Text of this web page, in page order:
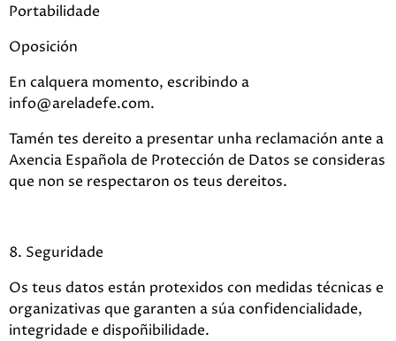
Portabilidade
Oposición
En calquera momento, escribindo a
info@areladefe.com.
Tamén tes dereito a presentar unha reclamación ante a
Axencia Española de Protección de Datos se consideras
que non se respectaron os teus dereitos.
8. Seguridade
Os teus datos están protexidos con medidas técnicas e
organizativas que garanten a súa confidencialidade,
integridade e dispoñibilidade.